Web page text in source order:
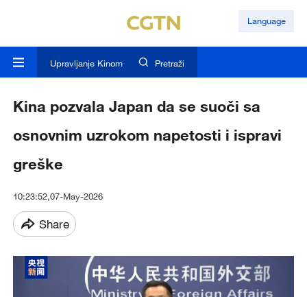
Language
Upravljanje Kinom Pretraži
Kina pozvala Japan da se suoči sa
osnovnim uzrokom napetosti i ispravi
greške
10:23:52,07-May-2026
Share